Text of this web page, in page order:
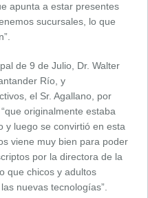
apunta a estar presentes
sucursales, lo que
de 9 de Julio, Dr. Walter
Río, y
el Sr. Agallano, por
originalmente estaba
y luego se convirtió en esta
viene muy bien para poder
por la directora de la
que chicos y adultos
nuevas tecnologías”.